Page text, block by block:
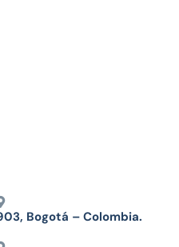
Bogotá – Colombia.